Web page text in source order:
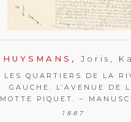
HUYSMANS, Joris,
LES QUARTIERS DE LA
GAUCHE. L’AVENUE DE
MOTTE PIQUET. –
1887